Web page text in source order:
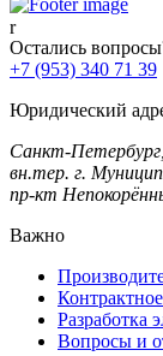
Остались
+7 (953) 340 71 39
Юридический
Санкт-Петербург,
вн.тер. г.
пр-кт
Важно
Разработка
Вопросы и